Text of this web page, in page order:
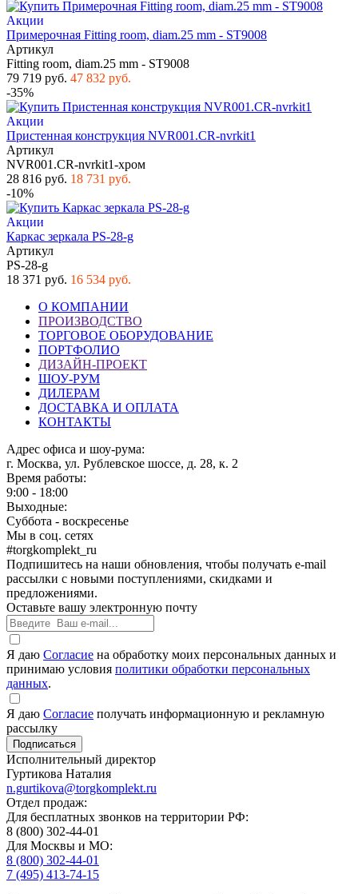
Акции
Примерочная Fitting room, diam.25 mm - ST9008
Артикул
Fitting room, diam.25 mm - ST9008
79 719 руб. 47 832 руб.
-35%
Акции
Пристенная конструкция NVR001.CR-nvrkit1
Артикул
NVR001.CR-nvrkit1-хром
28 816 руб. 18 731 руб.
-10%
Акции
Каркас зеркала PS-28-g
Артикул
PS-28-g
18 371 руб. 16 534 руб.
О КОМПАНИИ
ПРОИЗВОДСТВО
ТОРГОВОЕ ОБОРУДОВАНИЕ
ПОРТФОЛИО
ДИЗАЙН-ПРОЕКТ
ШОУ-РУМ
ДИЛЕРАМ
ДОСТАВКА И ОПЛАТА
КОНТАКТЫ
Адрес офиса и шоу-рума:
г. Москва, ул. Рублевское шоссе, д. 28, к. 2
Время работы:
9:00 - 18:00
Выходные:
Суббота - воскресенье
Мы в соц. сетях
#torgkomplekt_ru
Подпишитесь на наши обновления, чтобы получать e-mail
рассылки с новыми поступлениями, скидками и
предложениями.
Оставьте вашу электронную почту
Я даю Согласие на обработку моих персональных данных и
принимаю условия политики обработки персональных
данных.
Я даю Согласие получать информационную и рекламную
рассылку
Исполнительный директор
Гуртикова Наталия
n.gurtikova@torgkomplekt.ru
Отдел продаж:
Для бесплатных звонков на территории РФ:
8 (800) 302-44-01
Для Москвы и МО:
8 (800) 302-44-01
7 (495) 413-74-15